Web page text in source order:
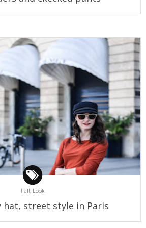
Fall, Look
hat, street style in Paris